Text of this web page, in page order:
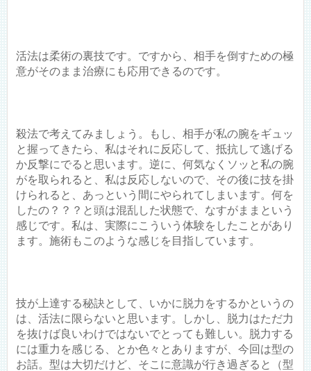
活法は柔術の裏技です。ですから、相手を倒すための極
意がそのまま治療にも応用できるのです。
殺法で考えてみましょう。もし、相手が私の腕をギュッ
と握ってきたら、私はそれに反応して、抵抗して逃げる
か反撃にでると思います。逆に、何気なくソッと私の腕
がを取られると、私は反応しないので、その後に技を掛
けられると、あっという間にやられてしまいます。何を
したの？？？と頭は混乱した状態で、なすがままという
感じです。私は、実際にこういう体験をしたことがあり
ます。施術もこのような感じを目指しています。
技が上達する秘訣として、いかに脱力をするかというの
は、活法に限らないと思います。しかし、脱力はただ力
を抜けば良いわけではないでとっても難しい。脱力する
には重力を感じる、とか色々とありますが、今回は型の
お話。型は大切だけど、そこに意識が行き過ぎると（型